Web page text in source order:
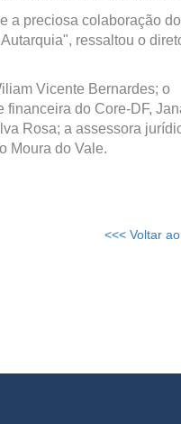
a preciosa colaboração do
ressaltou o
Vicente Bernardes; o
financeira do Core-DF,
Rosa; a assessora
Moura do Vale.
<<< Voltar